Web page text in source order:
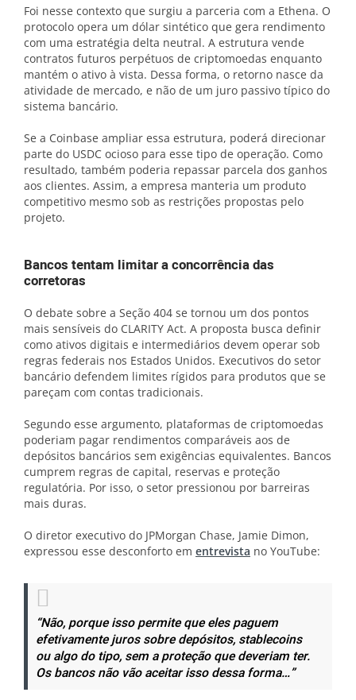
Foi nesse contexto que surgiu a parceria com a Ethena. O
protocolo opera um dólar sintético que gera rendimento
com uma estratégia delta neutral. A estrutura vende
contratos futuros perpétuos de criptomoedas enquanto
mantém o ativo à vista. Dessa forma, o retorno nasce da
atividade de mercado, e não de um juro passivo típico do
sistema bancário.
Se a Coinbase ampliar essa estrutura, poderá direcionar
parte do USDC ocioso para esse tipo de operação. Como
resultado, também poderia repassar parcela dos ganhos
aos clientes. Assim, a empresa manteria um produto
competitivo mesmo sob as restrições propostas pelo
projeto.
Bancos tentam limitar a concorrência das
corretoras
O debate sobre a Seção 404 se tornou um dos pontos
mais sensíveis do CLARITY Act. A proposta busca definir
como ativos digitais e intermediários devem operar sob
regras federais nos Estados Unidos. Executivos do setor
bancário defendem limites rígidos para produtos que se
pareçam com contas tradicionais.
Segundo esse argumento, plataformas de criptomoedas
poderiam pagar rendimentos comparáveis aos de
depósitos bancários sem exigências equivalentes. Bancos
cumprem regras de capital, reservas e proteção
regulatória. Por isso, o setor pressionou por barreiras
mais duras.
O diretor executivo do JPMorgan Chase, Jamie Dimon,
expressou esse desconforto em entrevista no YouTube:
“Não, porque isso permite que eles paguem
efetivamente juros sobre depósitos, stablecoins
ou algo do tipo, sem a proteção que deveriam ter.
Os bancos não vão aceitar isso dessa forma…”